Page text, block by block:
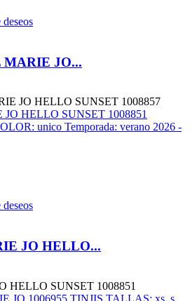
MARIE JO...
JO HELLO SUNSET 1008857
JO HELLO...
HELLO SUNSET 1008851